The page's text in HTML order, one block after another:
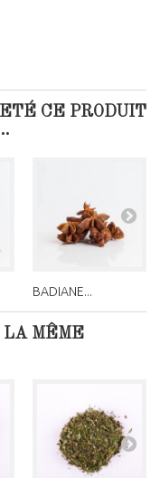
CE PRODUIT
BADIANE...
LA MÊME